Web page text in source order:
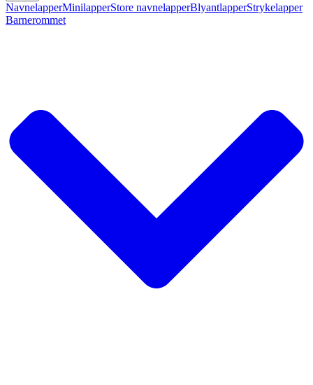
NavnelapperMinilapperStore navnelapperBlyantlapperStrykelapper
Barnerommet